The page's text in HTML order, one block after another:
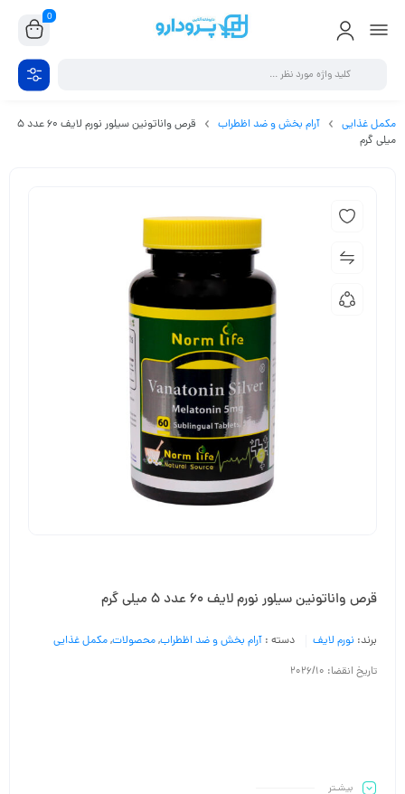
0
مکمل غذایی آرام بخش و ضد اظطراب
قرص واناتونین سیلور نورم لایف 60 عدد 5
میلی گرم
قرص واناتونین سیلور نورم لایف 60 عدد 5 میلی گرم
برند: نورم لایف دسته : آرام بخش و ضد اظطراب,محصولات,مکمل غذایی
تاریخ انقضا: 2026/10
بیشـتر